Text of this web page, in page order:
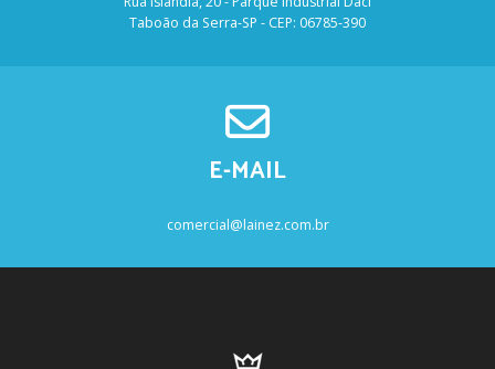
Taboão da Serra-SP - CEP: 06785-390
E-MAIL
comercial@lainez.com.br